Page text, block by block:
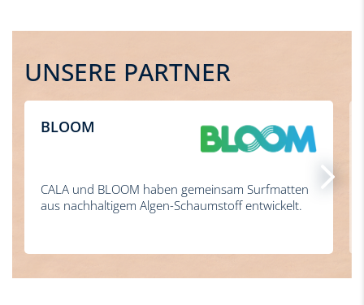
UNSERE PARTNER
BLOOM
CALA und BLOOM haben gemeinsam Surfmatten
aus nachhaltigem Algen-Schaumstoff entwickelt.